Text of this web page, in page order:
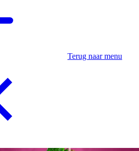
Terug naar menu